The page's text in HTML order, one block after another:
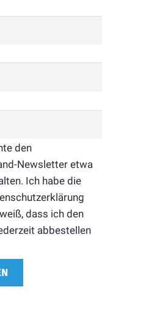
den
Newsletter etwa
Ich habe die
dass ich den
abbestellen